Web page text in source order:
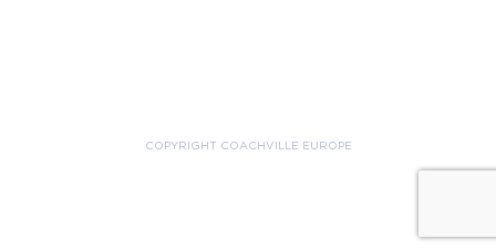
COPYRIGHT COACHVILLE EUROPE